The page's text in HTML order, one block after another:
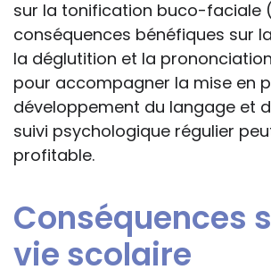
sur la tonification buco-faciale
conséquences bénéfiques sur
la déglutition et la
pour accompagner la mise en
développement du langage et
suivi psychologique régulier
profitable.
Conséquences
vie scolaire